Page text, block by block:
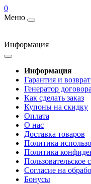
0
Меню
Информация
Информация
Гарантия и возврат
Генератор договора
Как сделать заказ
Купоны на скидку
Оплата
О нас
Доставка товаров
Политика
Политика
Пользовательское
Согласие на
Бонусы